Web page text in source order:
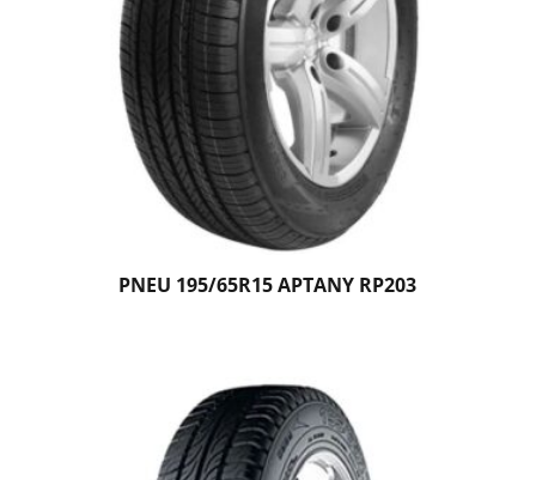
PNEU 195/65R15 APTANY RP203